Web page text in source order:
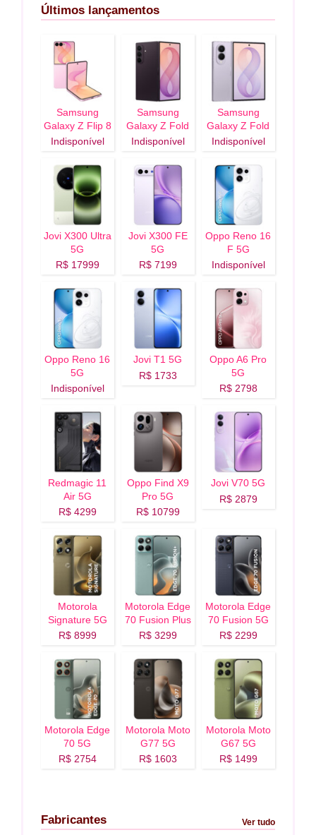
Últimos lançamentos
Samsung
Galaxy Z Flip 8
5G
Indisponível
Samsung
Galaxy Z Fold
8 Ultra 5G
Indisponível
Samsung
Galaxy Z Fold
8 5G
Indisponível
Jovi X300 Ultra
5G
R$ 17999
Jovi X300 FE
5G
R$ 7199
Oppo Reno 16
F 5G
Indisponível
Oppo Reno 16
5G
Indisponível
Jovi T1 5G
R$ 1733
Oppo A6 Pro
5G
R$ 2798
Redmagic 11
Air 5G
R$ 4299
Oppo Find X9
Pro 5G
R$ 10799
Jovi V70 5G
R$ 2879
Motorola
Signature 5G
R$ 8999
Motorola Edge
70 Fusion Plus
5G
R$ 3299
Motorola Edge
70 Fusion 5G
R$ 2299
Motorola Edge
70 5G
R$ 2754
Motorola Moto
G77 5G
R$ 1603
Motorola Moto
G67 5G
R$ 1499
Fabricantes Ver tudo